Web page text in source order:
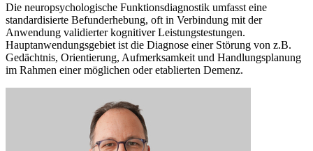
Die neuropsychologische Funktionsdiagnostik umfasst eine
standardisierte Befunderhebung, oft in Verbindung mit der
Anwendung validierter kognitiver Leistungstestungen.
Hauptanwendungsgebiet ist die Diagnose einer Störung von z.B.
Gedächtnis, Orientierung, Aufmerksamkeit und Handlungsplanung
im Rahmen einer möglichen oder etablierten Demenz.